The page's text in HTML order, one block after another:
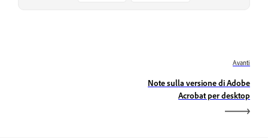
Avanti
Note sulla versione di Adobe
Acrobat per desktop